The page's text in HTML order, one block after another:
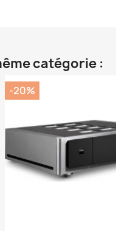
catégorie :
-20%